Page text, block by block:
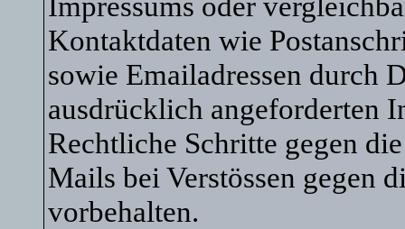
Kontaktdaten wie
sowie Emailadressen durch
ausdrücklich angeforderten
Rechtliche Schritte gegen
Mails bei Verstössen gegen
vorbehalten.